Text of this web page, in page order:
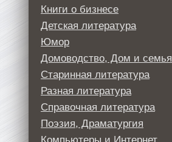
Книги о бизнесе
Детская литература
Юмор
Домоводство, Дом и семья
Старинная литература
Разная литература
Справочная литература
Поэзия, Драматургия